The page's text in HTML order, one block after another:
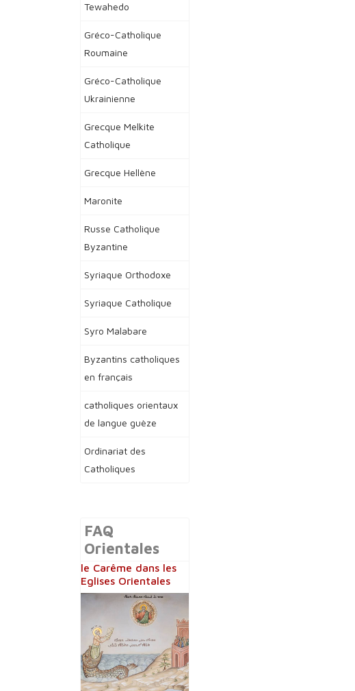
Tewahedo
Gréco-Catholique
Roumaine
Gréco-Catholique
Ukrainienne
Grecque Melkite
Catholique
Grecque Hellène
Maronite
Russe Catholique
Byzantine
Syriaque Orthodoxe
Syriaque Catholique
Syro Malabare
Byzantins catholiques
en français
catholiques orientaux
de langue guèze
Ordinariat des
Catholiques
FAQ
Orientales
le Carême dans les
Eglises Orientales